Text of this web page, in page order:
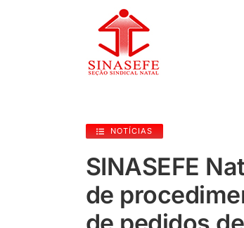
NOTÍCIAS
SINASEFE
de